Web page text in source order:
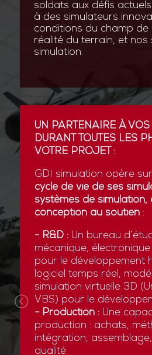
soldats aux défis
à des simulateurs
conditions du champ de
réalité du terrain, et nos
simulation.
UN PARTENAIRE À VOS
DURANT TOUTES LES
VOTRE PROJET :
GDI simulation opère sur
cycle de vie de ses
systèmes de simulation,
conception au soutien:
- R&D :Un bureau
mécanique,
pour le développement
logiciel temps réel,
simulation virtuelle 3D
VBS) pour le
- Production :Une
production : achats,
intégration,
qualité.